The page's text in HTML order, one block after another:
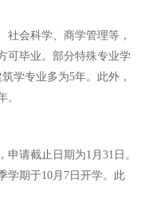
社会科学、商学管理等，
可毕业。部分特殊专业学
学专业多为5年。此外，
。
请截止日期为1月31日。
学期于10月7日开学。此